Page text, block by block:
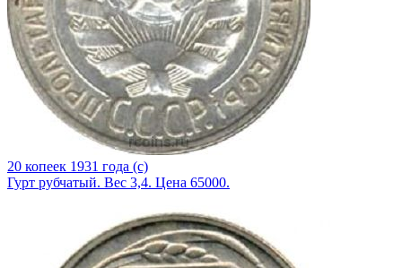
20 копеек 1931 года (с)
Гурт рубчатый. Вес 3,4. Цена 65000.